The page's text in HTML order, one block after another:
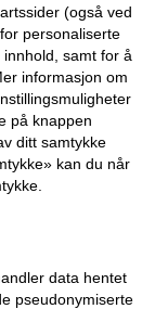
innstillinger
(også ved
personaliserte
samt for å
informasjon om
på knappen
ditt samtykke
kan du når
data hentet
pseudonymiserte